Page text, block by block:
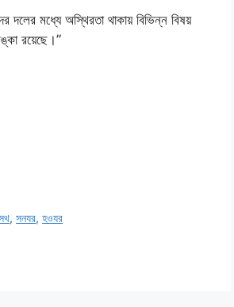
দলের মধ্যে অস্থিরতা থাকায় বিভিন্ন বিষয়
রয়েছে।”
,সনযর,হওযর